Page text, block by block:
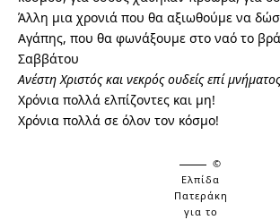
Άλλη μια χρονιά που θα αξιωθούμε να
Αγάπης, που θα φωνάξουμε στο ναό το
Σαββάτου
Ανέστη Χριστός και νεκρός ουδείς επί μνήματος
Χρόνια πολλά ελπίζοντες και μη!
Χρόνια πολλά σε όλον τον κόσμο!
©
Ελπίδα
Πατεράκη
για το